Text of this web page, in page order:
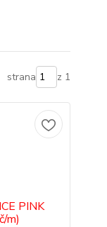
strana z 1